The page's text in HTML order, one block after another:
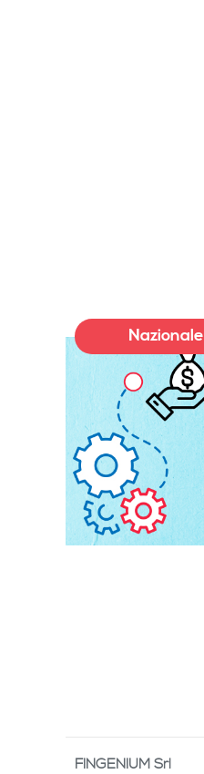
Nazionale
FINGENIUM Srl